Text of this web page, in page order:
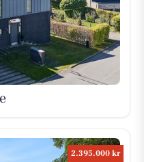
2.395.000 kr